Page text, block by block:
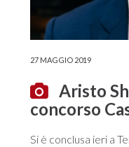
27 MAGGIO 2019
Aristo
concorso
Si è conclusa ieri a